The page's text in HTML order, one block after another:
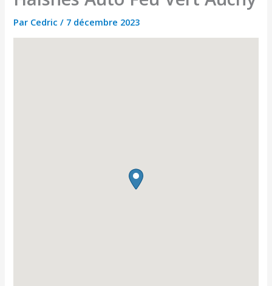
Par Cedric/ 7 décembre 2023